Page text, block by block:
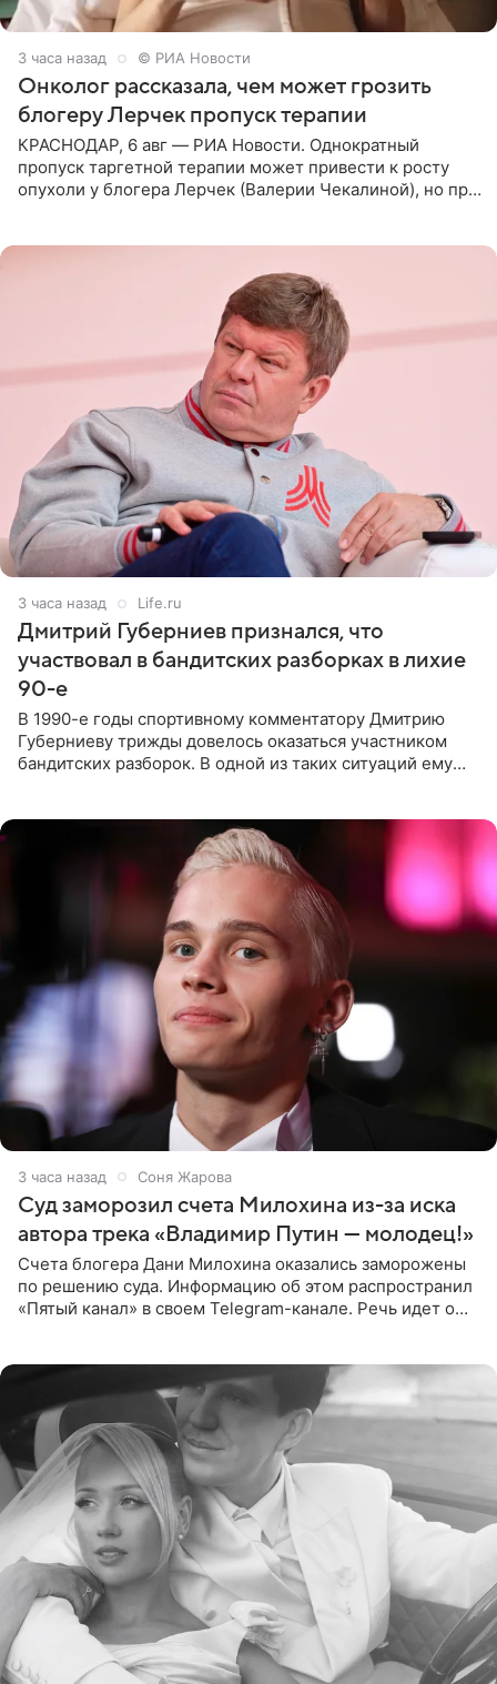
3 часа назад © РИА Новости
Онколог рассказала, чем может грозить
блогеру Лерчек пропуск терапии
КРАСНОДАР, 6 авг — РИА Новости. Однократный
пропуск таргетной терапии может привести к росту
опухоли у блогера Лерчек (Валерии Чекалиной), но при
3 часа назад Life.ru
Дмитрий Губерниев признался, что
участвовал в бандитских разборках в лихие
90-е
В 1990-е годы спортивному комментатору Дмитрию
Губерниеву трижды довелось оказаться участником
бандитских разборок. В одной из таких ситуаций ему
3 часа назад Соня Жарова
Суд заморозил счета Милохина из-за иска
автора трека «Владимир Путин — молодец!»
Счета блогера Дани Милохина оказались заморожены
по решению суда. Информацию об этом распространил
«Пятый канал» в своем Telegram-канале. Речь идет о